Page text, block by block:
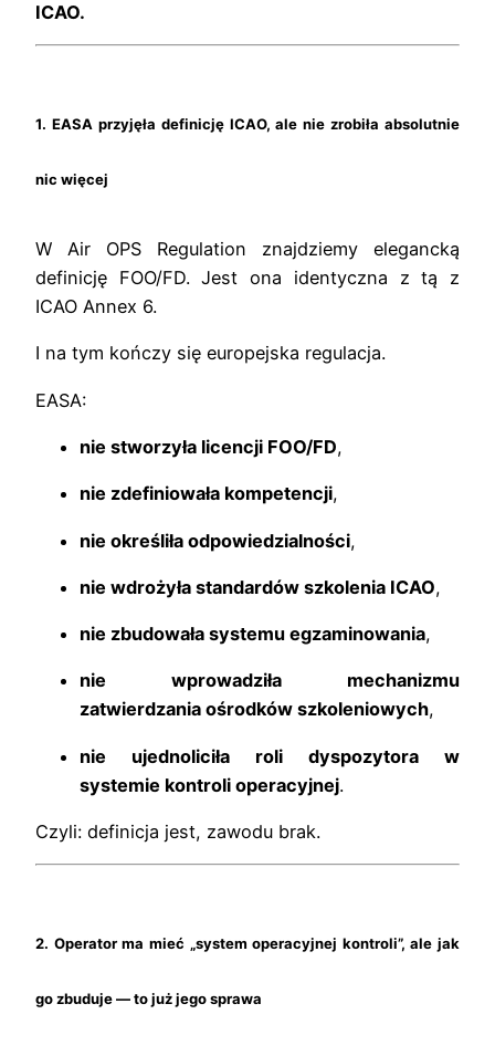
ICAO.
1. EASA przyjęła definicję ICAO, ale nie zrobiła absolutnie
nic więcej
W Air OPS Regulation znajdziemy elegancką
definicję FOO/FD. Jest ona identyczna z tą z
ICAO Annex 6.
I na tym kończy się europejska regulacja.
EASA:
nie stworzyła licencji FOO/FD,
nie zdefiniowała kompetencji,
nie określiła odpowiedzialności,
nie wdrożyła standardów szkolenia ICAO,
nie zbudowała systemu egzaminowania,
nie wprowadziła mechanizmu
zatwierdzania ośrodków szkoleniowych,
nie ujednoliciła roli dyspozytora w
systemie kontroli operacyjnej.
Czyli: definicja jest, zawodu brak.
2. Operator ma mieć „system operacyjnej kontroli”, ale jak
go zbuduje — to już jego sprawa